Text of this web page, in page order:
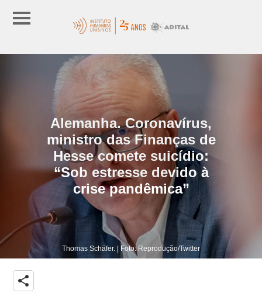
Alemanha. Coronavírus,
ministro das Finanças de
Hesse comete suicídio:
“Sob estresse devido à
crise pandêmica”
Thomas Schäfer. | Foto: Reprodução/Twitter
share